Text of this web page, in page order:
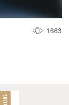
1663